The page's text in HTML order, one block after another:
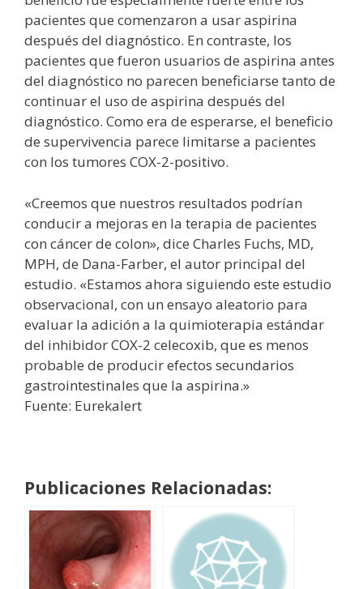
pacientes que comenzaron a usar aspirina
después del diagnóstico. En contraste, los
pacientes que fueron usuarios de aspirina antes
del diagnóstico no parecen beneficiarse tanto de
continuar el uso de aspirina después del
diagnóstico. Como era de esperarse, el beneficio
de supervivencia parece limitarse a pacientes
con los tumores COX-2-positivo.
«Creemos que nuestros resultados podrían
conducir a mejoras en la terapia de pacientes
con cáncer de colon», dice Charles Fuchs, MD,
MPH, de Dana-Farber, el autor principal del
estudio. «Estamos ahora siguiendo este estudio
observacional, con un ensayo aleatorio para
evaluar la adición a la quimioterapia estándar
del inhibidor COX-2 celecoxib, que es menos
probable de producir efectos secundarios
gastrointestinales que la aspirina.»
Fuente: Eurekalert
Publicaciones Relacionadas: